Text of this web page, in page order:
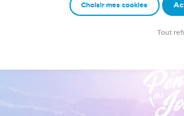
Choisir mes cookies
Tout